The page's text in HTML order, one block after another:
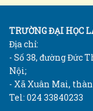
TRƯỜNG ĐẠI HỌC
Địa chỉ:
- Số 38, đường Đức
Nội;
- Xã Xuân Mai,
Tel: 024 33840233